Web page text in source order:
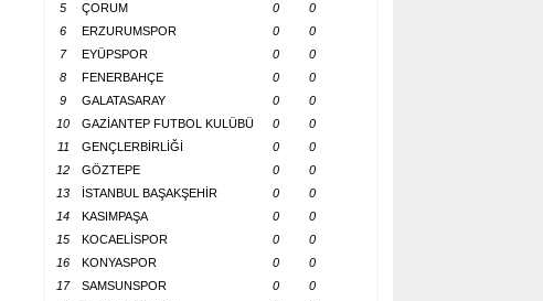
5
ÇORUM 0
0
6
ERZURUMSPOR 0
0
7
EYÜPSPOR 0
0
8
FENERBAHÇE 0
0
9
GALATASARAY 0
0
10
GAZİANTEP FUTBOL KULÜBÜ 0
0
11
GENÇLERBİRLİĞİ 0
0
12
GÖZTEPE 0
0
13
İSTANBUL BAŞAKŞEHİR 0
0
14
KASIMPAŞA 0
0
15
KOCAELİSPOR 0
0
16
KONYASPOR 0
0
17
SAMSUNSPOR 0
0